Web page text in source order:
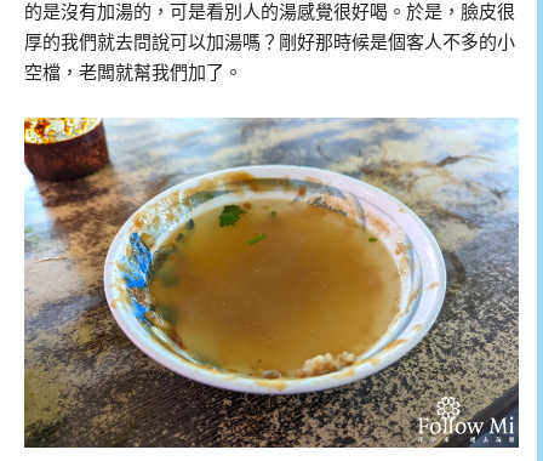
的是沒有加湯的，可是看別人的湯感覺很好喝。於是，臉皮很
厚的我們就去問說可以加湯嗎？剛好那時候是個客人不多的小
空檔，老闆就幫我們加了。